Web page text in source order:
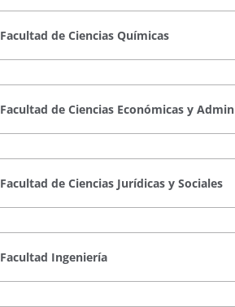
Facultad de Ciencias Químicas
Facultad de Ciencias Económicas y
Facultad de Ciencias Jurídicas y Sociales
Facultad Ingeniería